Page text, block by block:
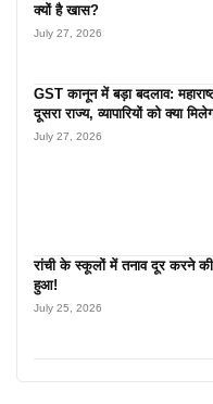
क्यों है खास?
July 27, 2026
GST कानून में बड़ा बदलाव:
दूसरा राज्य, व्यापारियों को क्या
July 27, 2026
रांची के स्कूलों में तनाव दूर करने
हुआ!
July 25, 2026